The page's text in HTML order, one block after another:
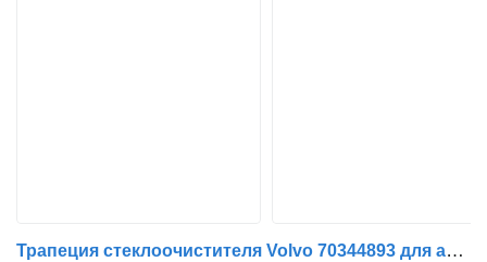
Трапеция стеклоочистителя Volvo 70344893 для автобуса Volvo B6, B7, B9, B10, B12 bus (1978-2011)